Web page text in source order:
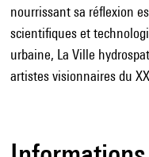
nourrissant sa réflexion
scientifiques et
urbaine, La Ville
artistes visionnaires du